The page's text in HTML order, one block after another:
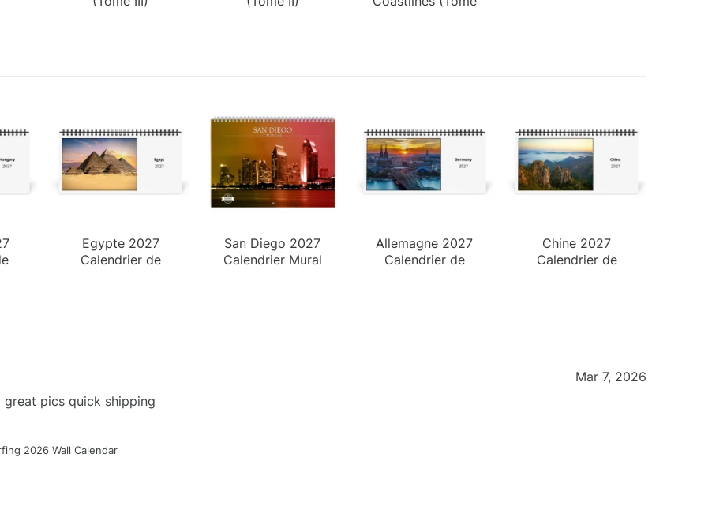
I)
Egypte 2027
Calendrier de
San Diego 2027
Calendrier Mural
Allemagne 2027
Calendrier de
Chine 2027
Calendrier de
great pics quick shipping
2026 Wall Calendar
Mar 7, 2026